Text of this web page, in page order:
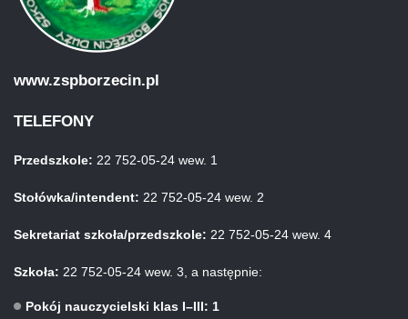
www.zspborzecin.pl
TELEFONY
Przedszkole: 22 752-05-24 wew. 1
Stołówka/intendent: 22 752-05-24 wew. 2
Sekretariat szkoła/przedszkole: 22 752-05-24 wew. 4
Szkoła: 22 752-05-24 wew. 3, a następnie:
Pokój nauczycielski klas I–III: 1